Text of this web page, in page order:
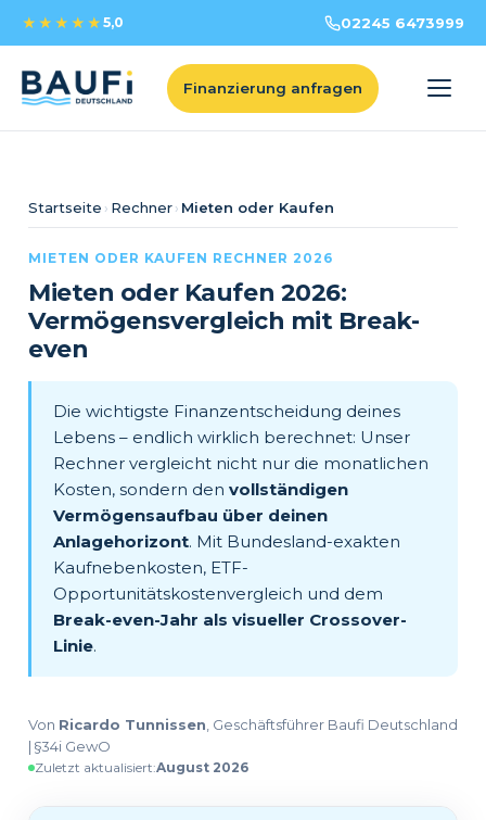
★★★★★ 5,0 02245 6473999
Finanzierung anfragen
Startseite › Rechner › Mieten oder Kaufen
MIETEN ODER KAUFEN RECHNER 2026
Mieten oder Kaufen 2026:
Vermögensvergleich mit Break-
even
Die wichtigste Finanzentscheidung deines
Lebens – endlich wirklich berechnet: Unser
Rechner vergleicht nicht nur die monatlichen
Kosten, sondern den vollständigen
Vermögensaufbau über deinen
Anlagehorizont. Mit Bundesland-exakten
Kaufnebenkosten, ETF-
Opportunitätskostenvergleich und dem
Break-even-Jahr als visueller Crossover-
Linie.
Von Ricardo Tunnissen , Geschäftsführer Baufi Deutschland
| §34i GewO
Zuletzt aktualisiert:August 2026